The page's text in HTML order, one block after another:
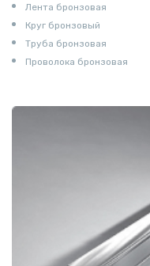
Лента бронзовая
Круг бронзовый
Труба бронзовая
Проволока бронзовая